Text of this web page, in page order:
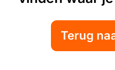
Terug